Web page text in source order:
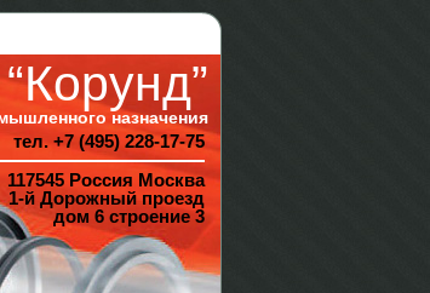
назначения
тел. +7 (495) 228-17-75
117545 Россия Москва
1-й Дорожный проезд
дом 6 строение 3